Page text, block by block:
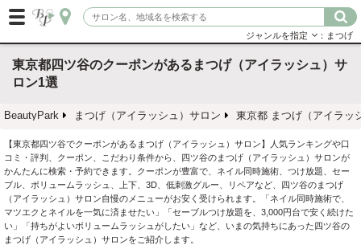
ジャンルを指定 ：まつげ
東京都四ツ谷のクーポンがあるまつげ（アイラッシュ）サ
ロン1選
BeautyPark まつげ（アイラッシュ）サロン 東京都 まつげ（アイラッ
【東京都四ツ谷でクーポンがあるまつげ（アイラッシュ）サロン】人気ランキングや口
コミ・評判、クーポン、こだわり条件から、四ツ谷のまつげ（アイラッシュ）サロンが
かんたんに検索・予約できます。クーポンが豊富で、ネイル同時施術、つけ放題、セー
ブル、ボリュームラッシュ、上下、3D、低刺激グルー、リペアなど、四ツ谷のまつげ
（アイラッシュ）サロン自慢のメニューがお安く受けられます。「ネイル同時施術で、
マツエクとネイルを一気に済ませたい」「セーブルつけ放題を、3,000円台で安く続けた
い」「持ちがよいボリュームラッシュがしたい」など、いまの気持ちにあった四ツ谷の
まつげ（アイラッシュ）サロンをご紹介します。